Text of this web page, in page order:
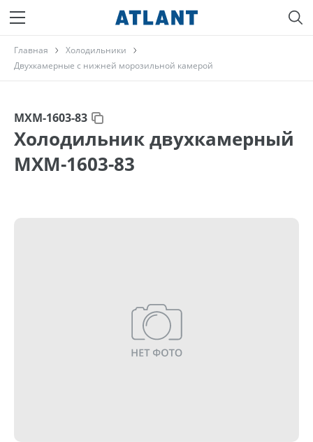
Главная
Холодильники
Двухкамерные с нижней морозильной камерой
МХМ-1603-83
Холодильник двухкамерный
МХМ-1603-83